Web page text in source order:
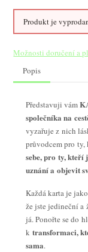
Produkt je
Možnosti doručení a
Popis
Představuji vám
společníka na
vyzařuje z nich
průvodcem pro ty,
sebe, pro ty, kteří
uznání a objevit
Každá karta je
že jste jedineční a
já. Ponořte se do
k transformaci,
sama.